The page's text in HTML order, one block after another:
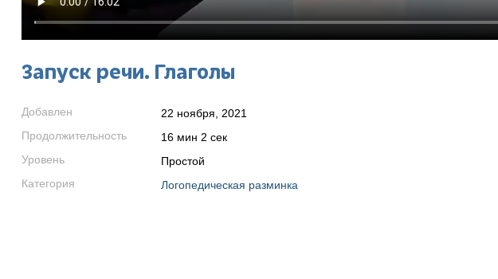
Запуск речи. Глаголы
Добавлен
22 ноября, 2021
Продолжительность
16 мин 2 сек
Уровень
Простой
Категория
Логопедическая разминка